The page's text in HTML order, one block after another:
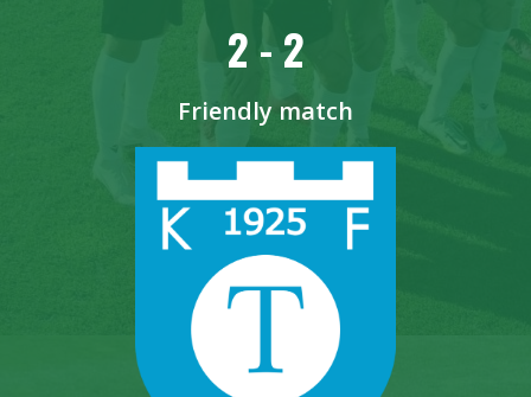
2 - 2
Friendly match